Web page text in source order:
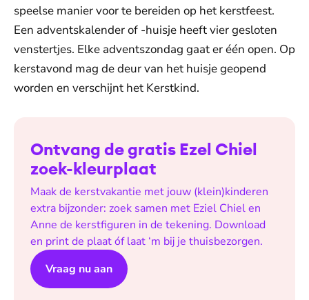
speelse manier voor te bereiden op het kerstfeest.
Een adventskalender of -huisje heeft vier gesloten
venstertjes. Elke adventszondag gaat er één open. Op
kerstavond mag de deur van het huisje geopend
worden en verschijnt het Kerstkind.
Ontvang de gratis Ezel Chiel
zoek-kleurplaat
Maak de kerstvakantie met jouw (klein)kinderen
extra bijzonder: zoek samen met Eziel Chiel en
Anne de kerstfiguren in de tekening. Download
en print de plaat óf laat ‘m bij je thuisbezorgen.
Vraag nu aan